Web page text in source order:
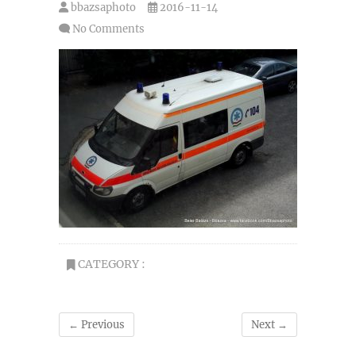
bbazsaphoto
2016-11-14
No Comments
CATEGORY :
← Previous Next →